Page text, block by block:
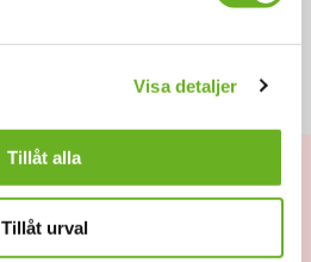
Visa detaljer
Tillåt alla
Tillåt urval